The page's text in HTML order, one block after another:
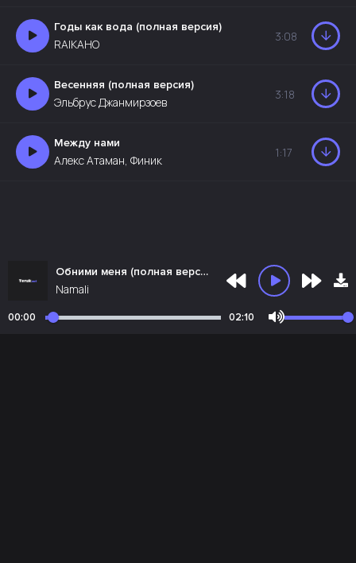
Годы как вода (полная версия)
RAIKAHO
3:08
Весенняя (полная версия)
Эльбрус Джанмирзоев
3:18
Между нами
Алекс Атаман, Финик
1:17
Обними меня (полная версия)
Namali
00:00 02:10